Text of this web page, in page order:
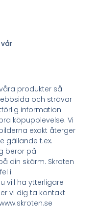
produkter så
och strävar
information
köpupplevelse. Vi
exakt återger
gällande t.ex.
beror på
din skärm. Skroten
i
vill ha ytterligare
vi dig ta kontakt